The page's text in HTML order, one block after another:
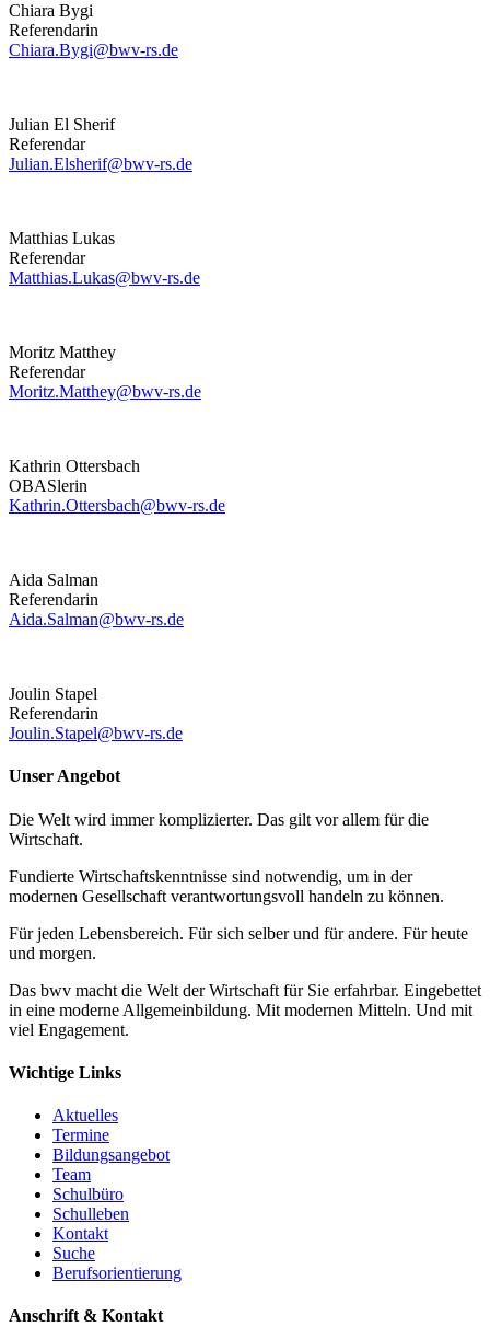
Chiara Bygi
Referendarin
Chiara.Bygi@bwv-rs.de
Julian El Sherif
Referendar
Julian.Elsherif@bwv-rs.de
Matthias Lukas
Referendar
Matthias.Lukas@bwv-rs.de
Moritz Matthey
Referendar
Moritz.Matthey@bwv-rs.de
Kathrin Ottersbach
OBASlerin
Kathrin.Ottersbach@bwv-rs.de
Aida Salman
Referendarin
Aida.Salman@bwv-rs.de
Joulin Stapel
Referendarin
Joulin.Stapel@bwv-rs.de
Unser Angebot
Die Welt wird immer komplizierter. Das gilt vor allem für die
Wirtschaft.
Fundierte Wirtschaftskenntnisse sind notwendig, um in der
modernen Gesellschaft verantwortungsvoll handeln zu können.
Für jeden Lebensbereich. Für sich selber und für andere. Für heute
und morgen.
Das bwv macht die Welt der Wirtschaft für Sie erfahrbar. Eingebettet
in eine moderne Allgemeinbildung. Mit modernen Mitteln. Und mit
viel Engagement.
Wichtige Links
Aktuelles
Termine
Bildungsangebot
Team
Schulbüro
Schulleben
Kontakt
Suche
Berufsorientierung
Anschrift & Kontakt